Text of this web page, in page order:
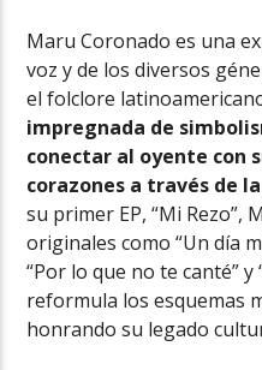
Maru Coronado es una
voz y de los diversos
el folclore
impregnada de
conectar al oyente con
corazones a través de
su primer EP, “Mi Rezo”,
originales como “Un día
“Por lo que no te canté” y
reformula los esquemas
honrando su legado